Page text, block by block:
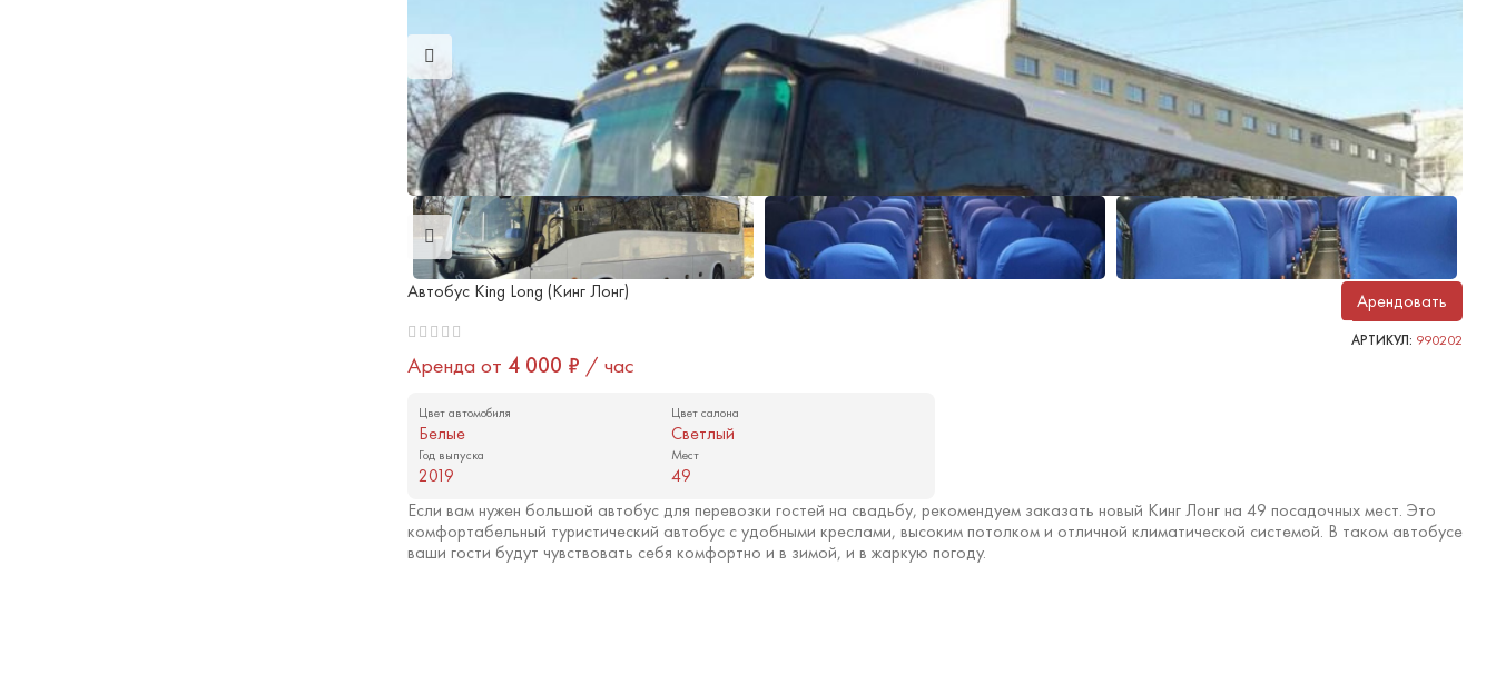
Автобус King Long (Кинг Лонг) Арендовать
АРТИКУЛ: 990202
Аренда от 4 000 ₽ / час
Цвет автомобиля
Белые
Цвет салона
Светлый
Год выпуска
2019
Мест
49
Если вам нужен большой автобус для перевозки гостей на свадьбу, рекомендуем заказать новый Кинг Лонг на 49 посадочных мест. Это
комфортабельный туристический автобус с удобными креслами, высоким потолком и отличной климатической системой. В таком автобусе
ваши гости будут чувствовать себя комфортно и в зимой, и в жаркую погоду.